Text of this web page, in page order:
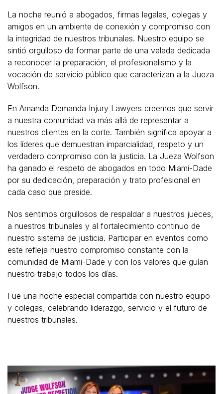
La noche reunió a abogados, firmas legales, colegas y
amigos en un ambiente de conexión y compromiso con
la integridad de nuestros tribunales. Nuestro equipo se
sintió orgulloso de formar parte de una velada dedicada
a reconocer la preparación, el profesionalismo y la
vocación de servicio público que caracterizan a la Jueza
Wolfson.
En Amanda Demanda Injury Lawyers creemos que servir
a nuestra comunidad va más allá de representar a
nuestros clientes en la corte. También significa apoyar a
los líderes que demuestran imparcialidad, respeto y un
verdadero compromiso con la justicia. La Jueza Wolfson
ha ganado el respeto de abogados en todo Miami-Dade
por su dedicación, preparación y trato profesional en
cada caso que preside.
Nos sentimos orgullosos de respaldar a nuestros jueces,
a nuestros tribunales y al fortalecimiento continuo de
nuestro sistema de justicia. Participar en eventos como
este refleja nuestro compromiso constante con la
comunidad de Miami-Dade y con los valores que guían
nuestro trabajo todos los días.
Fue una noche especial compartida con nuestro equipo
y colegas, celebrando liderazgo, servicio y el futuro de
nuestros tribunales.